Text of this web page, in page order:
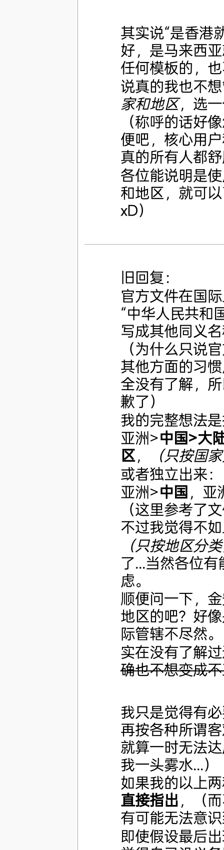
其实说“是香港
好，是马来西
任何模板的，
说真的我也不
家和地区，选
（称呼的话好
便吧，核心用
真的所有人都
各位能说明是
和地区，就可
xD）
旧回复：
官方文件在国
“中华人民共和
写成其他同义
（为什么只说
其他方面的习
全没有了解，
歉了）
我的完整想法
亚洲>中国>大
区，
（只按国
或者独立出来：
亚洲>中国 ，亚
（这里参考了
不过我觉得不
（只按地区分
了...当然各位
虑。
顺便问一下，
地区的吧？好
际管辖不尽然。
实在没有了解
确也不想变成
我只是觉得有
再按各种所谓
就算一时无法
我一头雾水...）
如果我的以上
直接指出 ，（
有可能无法意
即使假设最后